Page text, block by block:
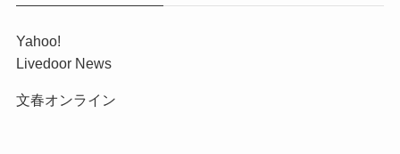
Yahoo!
Livedoor News
文春オンライン